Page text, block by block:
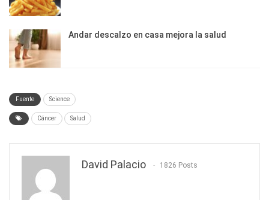
Andar descalzo en casa mejora la salud
Fuente Science
Cáncer Salud
David Palacio 1826 Posts